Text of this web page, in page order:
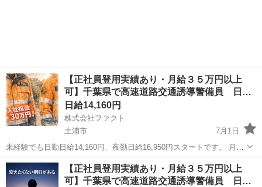
【正社員登用実績あり・月給３５万円以上
可】千葉県で高速道路交通誘導警備員 日
給…
日給14,160円
株式会社ファクト
土浦市
7月1日
未経験でも日勤日給14,160円、夜勤日給16,950円スタートです。 月給
35万円以上可能。稼ぐ人で月に60万円稼ぐ人もいます。 残業がどうし
ても多めになる仕事ですので、日勤でも残業込みで18,000～20,000円
く...
茨城 土浦市 その他 個室
【正社員登用実績あり・月給３５万円以上
可】千葉県で高速道路交通誘導警備員 日